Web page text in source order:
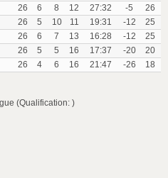
26 6 8 12 27:32 -5
26
26 5 10 11 19:31 -12
25
26 6 7 13 16:28 -12
25
26 5 5 16 17:37 -20
20
26 4 6 16 21:47 -26 18
(Qualification: )